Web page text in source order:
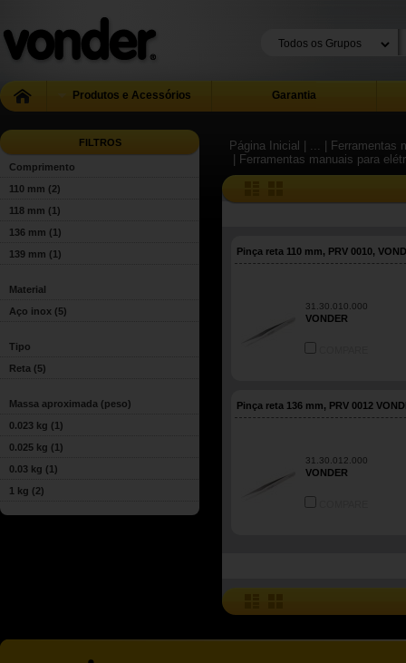
Produtos e Acessórios Garantia
FILTROS
Comprimento
110 mm (2)
118 mm (1)
136 mm (1)
139 mm (1)
Material
Aço inox (5)
Tipo
Reta (5)
Massa aproximada (peso)
0.023 kg (1)
0.025 kg (1)
0.03 kg (1)
1 kg (2)
Página Inicial | ...
|
| Ferramentas manuais para
Pinça reta 110 mm, PRV 0010,
31.30.010.000
VONDER
Pinça reta 136 mm, PRV 0012
31.30.012.000
VONDER